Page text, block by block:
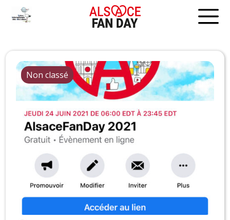
Non classé